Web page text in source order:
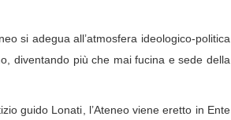
adegua all’atmosfera ideologico-politica
diventando più che mai fucina e sede della
Lonati, l’Ateneo viene eretto in Ente